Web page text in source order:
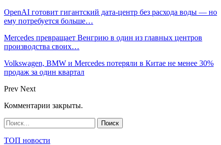
OpenAI готовит гигантский дата-центр без расхода воды — но
ему потребуется больше…
Mercedes превращает Венгрию в один из главных центров
производства своих…
Volkswagen, BMW и Mercedes потеряли в Китае не менее 30%
продаж за один квартал
Prev Next
Комментарии закрыты.
ТОП новости